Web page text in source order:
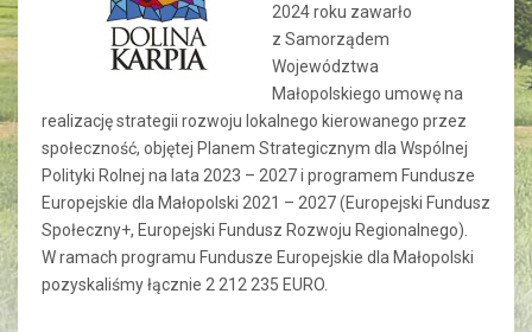
2024 roku zawarło
z Samorządem
Województwa
Małopolskiego umowę na
realizację strategii rozwoju lokalnego kierowanego przez
społeczność, objętej Planem Strategicznym dla Wspólnej
Polityki Rolnej na lata 2023 – 2027 i programem Fundusze
Europejskie dla Małopolski 2021 – 2027 (Europejski Fundusz
Społeczny+, Europejski Fundusz Rozwoju Regionalnego).
W ramach programu Fundusze Europejskie dla Małopolski
pozyskaliśmy łącznie 2 212 235 EURO.